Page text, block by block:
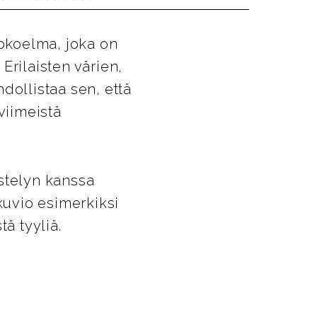
joka on
värien,
sen, että
kanssa
esimerkiksi
tyyliä.